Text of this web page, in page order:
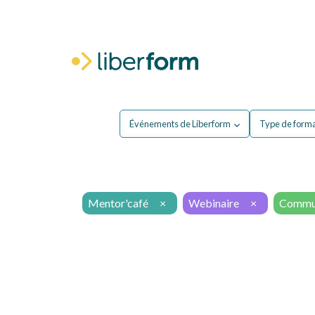
Événements de Liberform Type de
Mentor'café × Webinaire ×